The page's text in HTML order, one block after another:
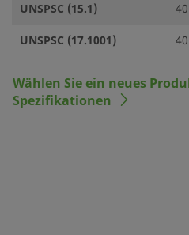
UNSPSC (15.1)
UNSPSC (17.1001)
Wählen Sie ein neues
Spezifikationen